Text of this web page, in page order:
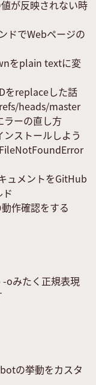
が反映されない時
ドでWebページの
をplain textに変
をreplaceした話
heads/master
ーの直し方
ストールしよう
ュメントをGitHub
作確認をする
oみたく正規表現
の挙動をカスタ